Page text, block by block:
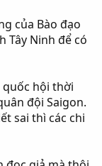
của Bào đạo
Tây Ninh để có
quốc hội thời
đội Saigon.
sai thì các chi